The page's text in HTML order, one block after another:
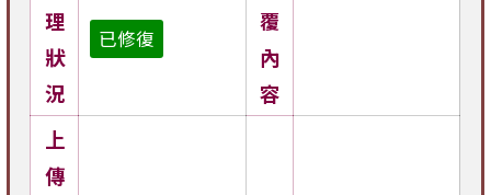
理
狀
況
已修復
覆
內
容
上
傳